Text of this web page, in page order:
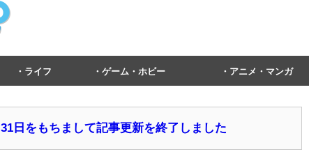
ライフ ゲーム・ホビー アニメ・マンガ
日をもちまして記事更新を終了しました